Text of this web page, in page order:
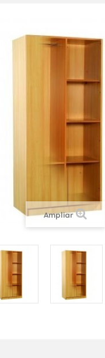
Ampliar